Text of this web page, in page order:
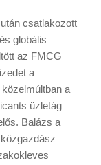
csatlakozott
globális
az FMCG
a
a
üzletág
Balázs a